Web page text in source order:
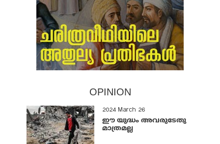
OPINION
2024 March 26
ഈ യുദ്ധം അവരുടേതു
മാത്രമല്ല